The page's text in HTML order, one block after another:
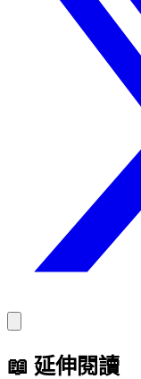
📖 延伸閱讀